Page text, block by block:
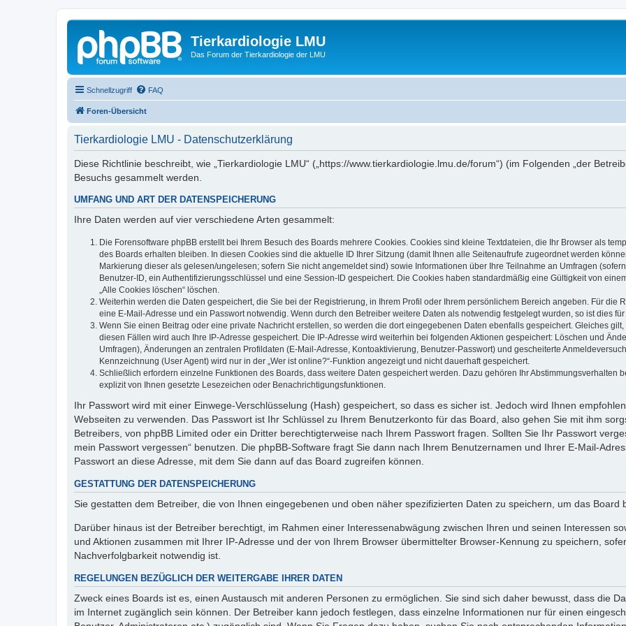
Tierkardiologie LMU
Das Forum der Tierkardiologie der LMU
Schnellzugriff FAQ
Foren-Übersicht
Tierkardiologie LMU - Datenschutzerklärung
Diese Richtlinie beschreibt, wie „Tierkardiologie LMU“ („https://www.tierkardiologie.lmu.de/forum“) (im Folgenden „der
Besuchs gesammelt werden.
UMFANG UND ART DER DATENSPEICHERUNG
Ihre Daten werden auf vier verschiedene Arten gesammelt:
Die Forensoftware phpBB erstellt bei Ihrem Besuch des Boards mehrere Cookies. Cookies sind kleine Textdateien, die Ihr Browser als
des Boards erhalten bleiben. In diesen Cookies sind die aktuelle ID Ihrer Sitzung (damit Ihnen alle Seitenaufrufe zugeordnet werden
Markierung dieser als gelesen/ungelesen; sofern Sie nicht angemeldet sind) sowie Informationen über Ihre Teilnahme an Umfragen
Benutzer-ID, ein Authentifizierungsschlüssel und eine Session-ID gespeichert. Die Cookies haben standardmäßig eine Gültigkeit von
„Alle Cookies löschen“ löschen.
Weiterhin werden die Daten gespeichert, die Sie bei der Registrierung, in Ihrem Profil oder Ihrem persönlichem Bereich angeben. Für die
eine E-Mail-Adresse und ein Passwort notwendig. Wenn durch den Betreiber weitere Daten als notwendig festgelegt wurden, so ist dies
Wenn Sie einen Beitrag oder eine private Nachricht erstellen, so werden die dort eingegebenen Daten ebenfalls gespeichert. Gleiches
diesen Fällen wird auch Ihre IP-Adresse gespeichert. Die IP-Adresse wird weiterhin bei folgenden Aktionen gespeichert: Löschen und
Umfragen), Änderungen an zentralen Profildaten (E-Mail-Adresse, Kontoaktivierung, Benutzer-Passwort) und gescheiterte
Kennzeichnung (User Agent) wird nur in der „Wer ist online?“-Funktion angezeigt und nicht dauerhaft gespeichert.
Schließlich erfordern einzelne Funktionen des Boards, dass weitere Daten gespeichert werden. Dazu gehören Ihr Abstimmungsverhalten
explizit von Ihnen gesetzte Lesezeichen oder Benachrichtigungsfunktionen.
Ihr Passwort wird mit einer Einwege-Verschlüsselung (Hash) gespeichert, so dass es sicher ist. Jedoch wird Ihnen
Webseiten zu verwenden. Das Passwort ist Ihr Schlüssel zu Ihrem Benutzerkonto für das Board, also gehen Sie mit ihm
Betreibers, von phpBB Limited oder ein Dritter berechtigterweise nach Ihrem Passwort fragen. Sollten Sie Ihr Passwort
mein Passwort vergessen“ benutzen. Die phpBB-Software fragt Sie dann nach Ihrem Benutzernamen und Ihrer E-Mail-
Passwort an diese Adresse, mit dem Sie dann auf das Board zugreifen können.
GESTATTUNG DER DATENSPEICHERUNG
Sie gestatten dem Betreiber, die von Ihnen eingegebenen und oben näher spezifizierten Daten zu speichern, um das Board
Darüber hinaus ist der Betreiber berechtigt, im Rahmen einer Interessenabwägung zwischen Ihren und seinen Interessen
und Aktionen zusammen mit Ihrer IP-Adresse und der von Ihrem Browser übermittelter Browser-Kennung zu speichern,
Nachverfolgbarkeit notwendig ist.
REGELUNGEN BEZÜGLICH DER WEITERGABE IHRER DATEN
Zweck eines Boards ist es, einen Austausch mit anderen Personen zu ermöglichen. Sie sind sich daher bewusst, dass die
im Internet zugänglich sein können. Der Betreiber kann jedoch festlegen, dass einzelne Informationen nur für einen